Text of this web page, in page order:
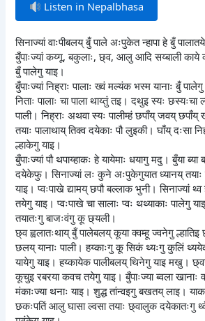
Listen in Nepalbhasa
सिनाज्यां वाःपीबलय् बुँ पाले अःपुकेत न्हापा हे बुँ
बुँपाःज्यां कय्गू, बकुलाः, छ्व, आलु आदि सय्बाली काये
बुँ पालेगु याइ।
बुँपाःज्यां निह्राः पालाः ख्वं मल्यंक भस्म यानाः बुँ पालेगु
निताः पालाः चा पाला थाय्तुं तइ। दथुइ स्यः छस्यःचा
पाली। निह्राः अथवा स्यः पालीम्हं छपाँय् जवय्
तयाः पालाथाय् तिक्व दयेकाः पौ लुइकी। घाँय् दःसा
ल्हाकेगु याइ।
बुँपाःज्यां पौ थपाय्हाकः हे यायेमाः धयागु मदु। बुँया ब्या
दयेकेफु। सिनाज्यां लः कुने अःपुकेगुयात ध्यानय् तयाः
याइ। प्वःपाखे द्यामय् छपौ बल्लाक भुनी। सिनाज्यां थ्व हे
तयेगु याइ। प्वःपाखे चा सालाः प्वः थथ्याकाः पालेगु
तयातःगु बाजःवंगु कू छ्यली।
छ्व ह्वलातःथाय् बुँ पालेबलय् कूया क्वम्हू ज्वनेगु
छलय् यानाः पाली। हय्काःगु कू सिकं थ्यःगु कुलिं
यायेगु याइ। हय्कायेक पालीबलय् थिनेगु याइ मखु।
कूचुइ रबरया कवच तयेगु याइ। बुँपाःज्या ब्वला खानाः
मंकाःज्या थनाः याइ। शुद्ध तांन्वइगु बखतय् लाइ।
छकःपतिं आलु घासा ल्वसा तयाः छ्वालुक दयेकातःगु थ्वँ